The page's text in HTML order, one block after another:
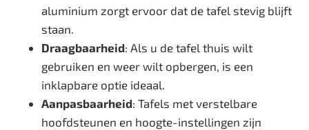
aluminium zorgt ervoor dat de tafel stevig blijft
staan.
Draagbaarheid: Als u de tafel thuis wilt
gebruiken en weer wilt opbergen, is een
inklapbare optie ideaal.
Aanpasbaarheid: Tafels met verstelbare
hoofdsteunen en hoogte-instellingen zijn